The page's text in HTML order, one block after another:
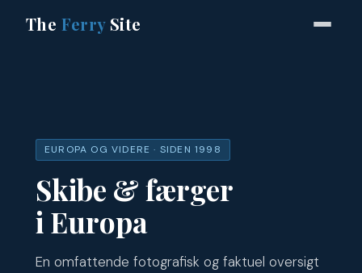
The FerrySite
EUROPA OG VIDERE · SIDEN 1998
Skibe & færger
i Europa
En omfattende fotografisk og faktuel oversigt